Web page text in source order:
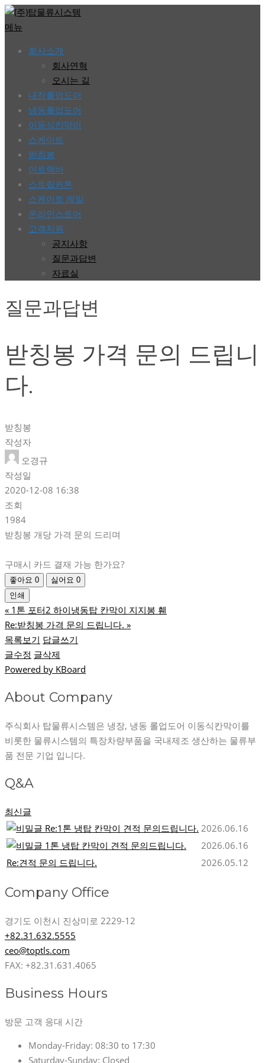
콘
텐
메뉴
회사소개
회사연혁
오시는 길
내장롤업도어
냉동롤업도어
이동식칸막이
스케이트
받침봉
이트랙바
스트립커튼
스케이트 레일
온라인스토어
고객지원
공지사항
질문과답변
자료실
질문과답변
받칭봉 가격 문의 드립니
다.
받칭봉
작성자
오경규
작성일
2020-12-08 16:38
조회
1984
받칭봉 개당 가격 문의 드리며
구매시 카드 결재 가능 한가요?
좋아요 0 싫어요 0
인쇄
« 1톤 포터2 하이냉동탑 칸막이 지지봉 휀
Re:받칭봉 가격 문의 드립니다. »
목록보기 답글쓰기
글수정 글삭제
Powered by KBoard
About Company
주식회사 탑물류시스템은 냉장, 냉동 롤업도어 이동식칸막이를
비롯한 물류시스템의 특장차량부품을 국내제조 생산하는 물류부
품 전문 기업 입니다.
Q&A
최신글
Re:1톤 냉탑 칸막이 견적 문의드립니다. 2026.06.16
1톤 냉탑 칸막이 견적 문의드립니다.
2026.06.16
Re:견적 문의 드립니다.
2026.05.12
Company Office
경기도 이천시 진상미로 2229-12
+82.31.632.5555
ceo@toptls.com
FAX: +82.31.631.4065
Business Hours
방문 고객 응대 시간
Monday-Friday: 08:30 to 17:30
Saturday-Sunday: Closed